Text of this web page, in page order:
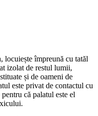
împreună cu tatăl
izolat de restul lumii,
și de oameni de
este privat de contactul cu
că palatul este el